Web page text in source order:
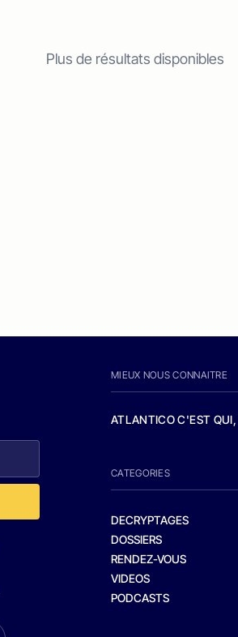
Plus de résultats disponibles
MIEUX NOUS CONNAITRE
ATLANTICO C'EST
CATEGORIES
DECRYPTAGES
DOSSIERS
RENDEZ-VOUS
VIDEOS
PODCASTS